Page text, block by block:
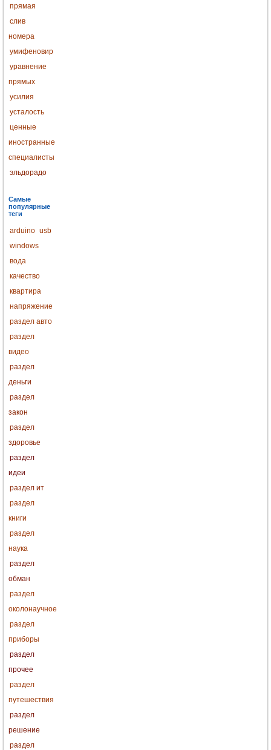
прямая
слив
номера
умифеновир
уравнение
прямых
усилия
усталость
ценные
иностранные
специалисты
эльдорадо
Самые
популярные
теги
arduino usb
windows
вода
качество
квартира
напряжение
раздел авто
раздел
видео
раздел
деньги
раздел
закон
раздел
здоровье
раздел
идеи
раздел ит
раздел
книги
раздел
наука
раздел
обман
раздел
околонаучное
раздел
приборы
раздел
прочее
раздел
путешествия
раздел
решение
раздел